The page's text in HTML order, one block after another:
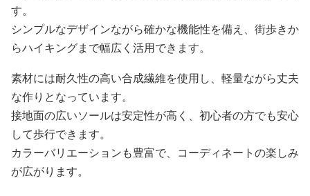
す。
シンプルなデザインながら確かな機能性を備え、街歩きか
らハイキングまで幅広く活用できます。
素材には耐久性の高い合成繊維を使用し、軽量ながら丈夫
な作りとなっています。
接地面の広いソールは安定性が高く、初心者の方でも安心
して歩行できます。
カラーバリエーションも豊富で、コーディネートの楽しみ
が広がります。